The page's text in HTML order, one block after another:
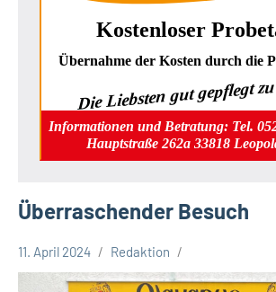
Kostenloser
Übernahme der Kosten durch die
Die Liebsten gut gepflegt
Informationen und Betratung: Tel.
Hauptstraße 262a 33818
Überraschender Besuch
11. April 2024 Redaktion